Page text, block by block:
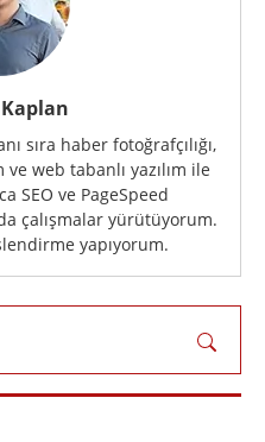
sıra haber fotoğrafçılığı,
web tabanlı yazılım ile
SEO ve PageSpeed
çalışmalar yürütüyorum.
yapıyorum.